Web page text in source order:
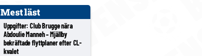
Mest läst
Uppgifter: Club Brugge nära
Abdoulie Manneh – Mjällby
bekräftade flyttplaner efter CL-
kvalet